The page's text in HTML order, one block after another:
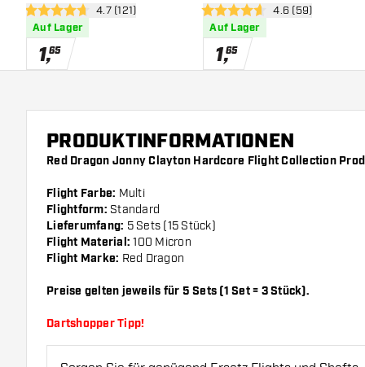
Flights
Bewertungsbereich öffnen
4.7 Bewertungssterne
4.7 (121)
Auf Lager
1,65
Flights
4.6 Bewertungssterne
4.6 (59)
Auf Lager
1,65
PRODUKTINFORMATIONEN
Red Dragon Jonny Clayton Hardcore Flight Collection
Flight Farbe: Multi
Flightform: Standard
Lieferumfang: 5 Sets (15 Stück)
Flight Material: 100 Micron
Flight Marke: Red Dragon
Preise gelten jeweils für 5 Sets (1 Set = 3 Stück).
Dartshopper Tipp!